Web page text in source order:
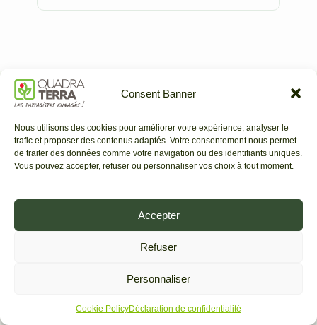
Consent Banner
Nous utilisons des cookies pour améliorer votre expérience, analyser le
trafic et proposer des contenus adaptés. Votre consentement nous permet
de traiter des données comme votre navigation ou des identifiants uniques.
Vous pouvez accepter, refuser ou personnaliser vos choix à tout moment.
Accepter
Refuser
Personnaliser
Cookie PolicyDéclaration de confidentialité
Entreprise Paysagiste·Dans le 92
Notre Entreprise Paysagiste vous répond sous 48h.
Décrivez-nous votre pelouse : surface, accès,
fréquence souhaitée. Nous établissons un forfait
clair, avec le montant après crédit d’impôt.
Nous intervenons notamment à :
Fontenay-aux-Roses Antony Sceaux